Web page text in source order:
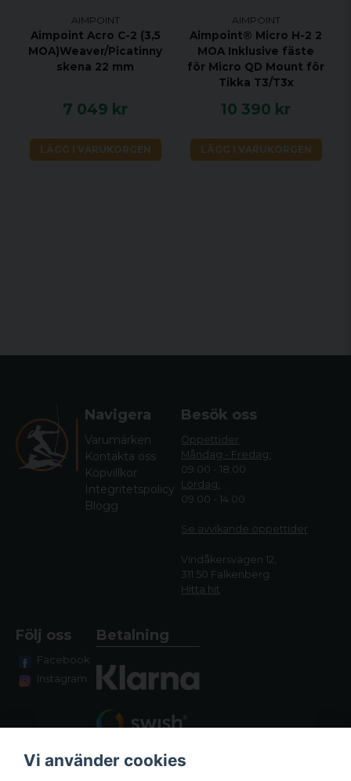
AIMPOINT
Aimpoint Acro C-2 (3,5
MOA)Weaver/Picatinny
skena 22 mm
7 049 kr
LÄGG I VARUKORGEN
AIMPOINT
Aimpoint® Micro H-2 2
MOA Inklusive fäste
för Micro QD Mount för
Tikka T3/T3x
10 390 kr
LÄGG I VARUKORGEN
Navigera
Varumärken
Kontakta oss
Köpvillkor
Integritetspolicy
Blogg
Besök oss
Öppettider
Måndag - Fredag:
09.00 - 18.00
Lördag:
09.00 - 14.00
Se avvikande öppettider
Vindåkersvägen 12,
311 50 Falkenberg
Hitta hit
Följ oss
Facebook
Instagram
Betalning
Vi använder cookies